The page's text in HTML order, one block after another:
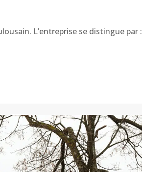
L’entreprise se distingue par :